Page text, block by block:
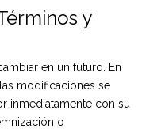
y
en un futuro. En
modificaciones se
inmediatamente con su
o